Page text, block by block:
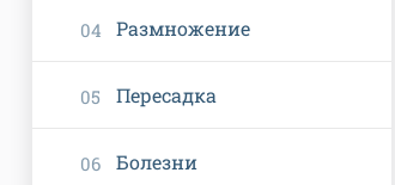
Размножение
Пересадка
Болезни